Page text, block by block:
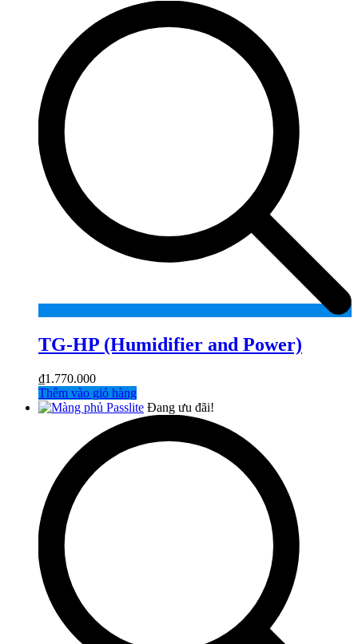
TG-HP (Humidifier and Power)
₫1.770.000
Thêm vào giỏ hàng
Đang ưu đãi!